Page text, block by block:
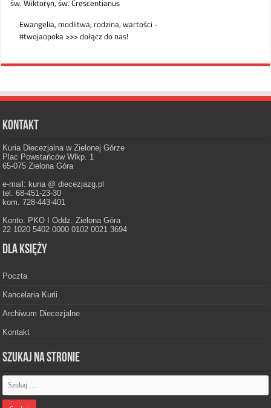
Kontakt
Kuria Diecezjalna w Zielonej Górze
Plac Powstańców Wlkp. 1
65-075 Zielona Góra
e-mail: kuria @ diecezjazg.pl
tel. 68-451-23-30
kom. 728-443-401
Konto: PKO I Oddz. Zielona Góra
22 1020 5402 0000 0102 0021 3694
Dla księży
Poczta
Kancelaria Kurii
Archiwum Diecezjalne
Kontakt
Szukaj na stronie